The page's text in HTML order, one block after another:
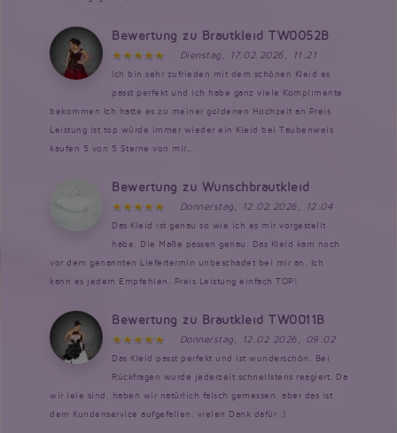
Bewertung zu Brautkleid TW0052B
Dienstag, 17.02.2026, 11:21
Ich bin sehr zufrieden mit dem schönen Kleid es
passt perfekt und ich habe ganz viele Komplimente
bekommen Ich hatte es zu meiner goldenen Hochzeit an Preis
Leistung ist top würde immer wieder ein Kleid bei Taubenweis
kaufen 5 von 5 Sterne von mir...
Bewertung zu Wunschbrautkleid
Donnerstag, 12.02.2026, 12:04
Das Kleid ist genau so wie ich es mir vorgestellt
habe. Die Maße passen genau. Das Kleid kam noch
vor dem genannten Liefertermin unbeschadet bei mir an. Ich
kann es jedem Empfehlen. Preis Leistung einfach TOP!
Bewertung zu Brautkleid TW0011B
Donnerstag, 12.02.2026, 09:02
Das Kleid passt perfekt und ist wunderschön. Bei
Rückfragen wurde jederzeit schnellstens reagiert. Da
wir leie sind, haben wir natürlich falsch gemessen, aber das ist
dem Kundenservice aufgefallen, vielen Dank dafür :)